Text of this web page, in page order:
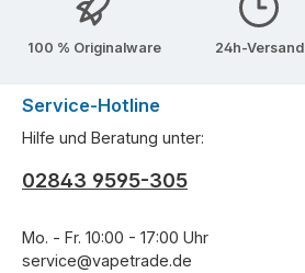
100 % Originalware 24h-Versand
Service-Hotline
Hilfe und Beratung unter:
02843 9595-305
Mo. - Fr. 10:00 - 17:00 Uhr
service@vapetrade.de